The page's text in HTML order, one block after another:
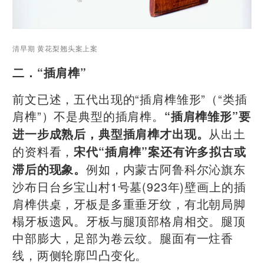
清早期 黄花梨翘头案上案
二．“插肩榫”
前文已述，五代出现的“插肩榫雏形”（“类插
肩榫”）不是典型的插肩榫。 “插肩榫雏形”要
进一步成熟后，典型插肩榫才出现。 从出土
的资料看，宋代“插肩榫”案还有许多拟古或
滞后的现象。例如，内蒙古阿鲁科尔沁旗东
沙布日台乡宝山村1号墓(923年)壁画上的插
肩榫供桌，牙板是多重垂牙纹，有北朝局脚
榻牙板遗风。牙板与腿顶部格肩相交。腿顶
中部膨大，足部为卷云纹。腿面有一炷香
线，两侧轮廓凹凸变化。